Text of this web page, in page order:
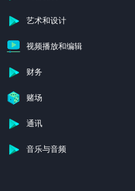
艺术和设计
视频播放和编辑
财务
赌场
通讯
音乐与音频